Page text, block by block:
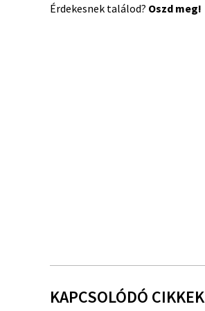
Érdekesnek találod? Oszd meg!
KAPCSOLÓDÓ CIKKEK